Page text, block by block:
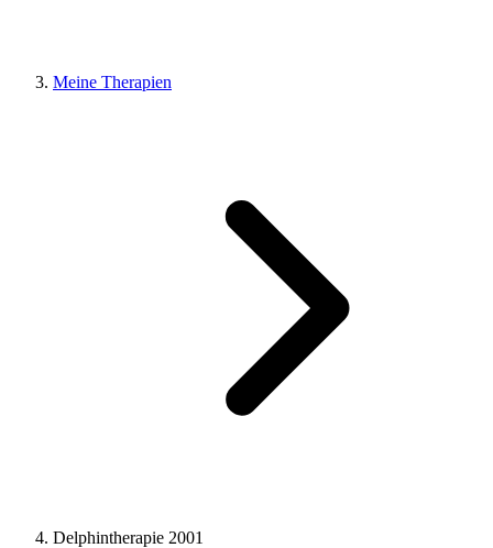
Meine Therapien
Delphintherapie 2001